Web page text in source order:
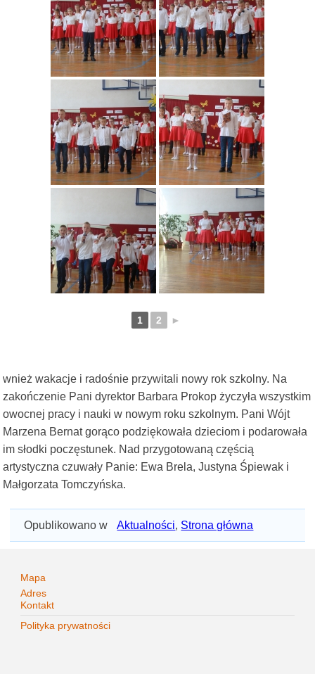
1 2 ►
wnież wakacje i radośnie przywitali nowy rok szkolny. Na
zakończenie Pani dyrektor Barbara Prokop życzyła wszystkim
owocnej pracy i nauki w nowym roku szkolnym. Pani Wójt
Marzena Bernat gorąco podziękowała dzieciom i podarowała
im słodki poczęstunek. Nad przygotowaną częścią
artystyczna czuwały Panie: Ewa Brela, Justyna Śpiewak i
Małgorzata Tomczyńska.
Opublikowano w Aktualności, Strona główna
Mapa
Adres
Kontakt
Polityka prywatności